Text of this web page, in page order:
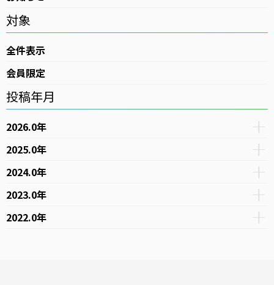
対象
全件表示
会員限定
投稿年月
2026.0年
2025.0年
2024.0年
2023.0年
2022.0年